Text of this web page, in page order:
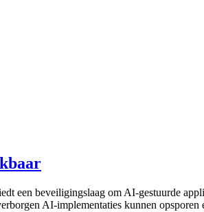
een beveiligingslaag om AI-gestuurde
AI-implementaties kunnen opsporen